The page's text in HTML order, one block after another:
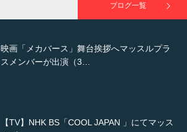
ブログ一覧
映画「メカバース」舞台挨拶へマッスルプラ
スメンバーが出演（3…
【TV】NHK BS「COOL JAPAN 」にてマッス